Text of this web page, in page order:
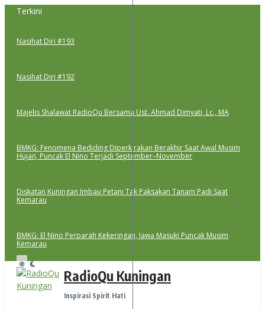
Lewati
Terkini
Nasihat Diri #193
Nasihat Diri #192
Majelis Shalawat RadioQu Bersama Ust. Ahmad Dimyati, Lc., MA
BMKG: Fenomena Bediding Diperkirakan Berakhir Saat Awal Musim
Hujan, Puncak El Nino Terjadi September–November
Diskatan Kuningan Imbau Petani Tak Paksakan Tanam Padi Saat
Kemarau
BMKG: El Nino Perparah Kekeringan, Jawa Masuki Puncak Musim
Kemarau
RadioQu Kuningan
Inspirasi Spirit Hati